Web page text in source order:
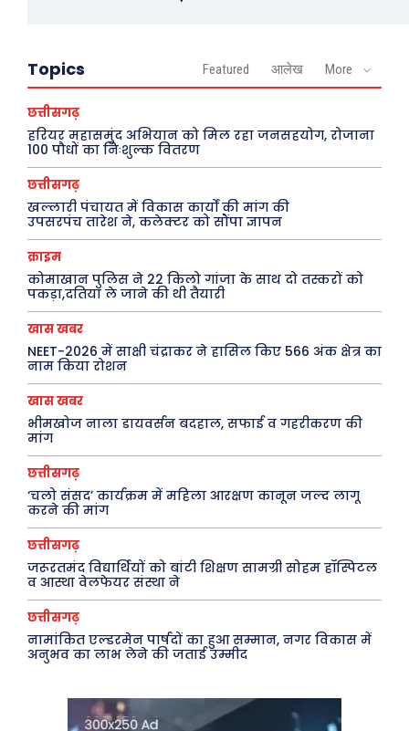
Topics Featured आलेख More
छत्तीसगढ़
हरियर महासमुंद अभियान को मिल रहा जनसहयोग, रोजाना
100 पौधों का निःशुल्क वितरण
छत्तीसगढ़
खल्लारी पंचायत में विकास कार्यों की मांग की
उपसरपंच तारेश ने, कलेक्टर को सौंपा ज्ञापन
क्राइम
कोमाखान पुलिस ने 22 किलो गांजा के साथ दो तस्करों को
पकड़ा,दतिया ले जाने की थी तैयारी
खास खबर
NEET-2026 में साक्षी चंद्राकर ने हासिल किए 566 अंक क्षेत्र का
नाम किया रोशन
खास खबर
भीमखोज नाला डायवर्सन बदहाल, सफाई व गहरीकरण की
मांग
छत्तीसगढ़
‘चलो संसद’ कार्यक्रम में महिला आरक्षण कानून जल्द लागू
करने की मांग
छत्तीसगढ़
जरूरतमंद विद्यार्थियों को बांटी शिक्षण सामग्री सोहम हॉस्पिटल
व आस्था वेलफेयर संस्था ने
छत्तीसगढ़
नामांकित एल्डरमेन पार्षदों का हुआ सम्मान, नगर विकास में
अनुभव का लाभ लेने की जताई उम्मीद